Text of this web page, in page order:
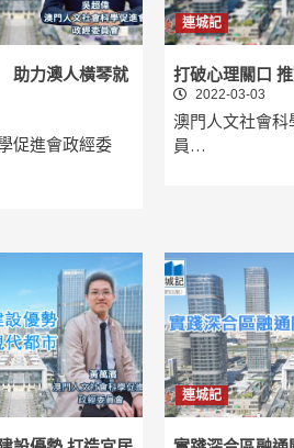
助力澳人橫琴就
促進會政經委
連城記
打破心理關口
2022-03-03
澳門人文社會
員…
連城記